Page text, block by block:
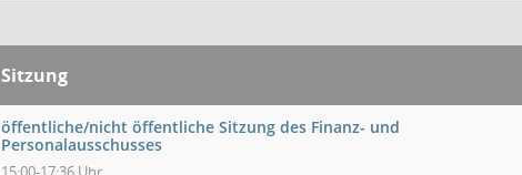
Sitzung
öffentliche/nicht öffentliche Sitzung des Finanz- und
Personalausschusses